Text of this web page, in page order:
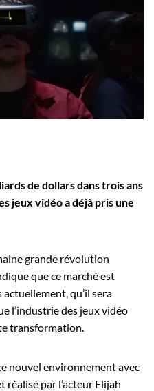
de dollars dans trois ans
jeux vidéo a déjà pris une
grande révolution
que ce marché est
qu’il sera
l’industrie des jeux vidéo
transformation.
nouvel environnement avec
réalisé par l’acteur Elijah